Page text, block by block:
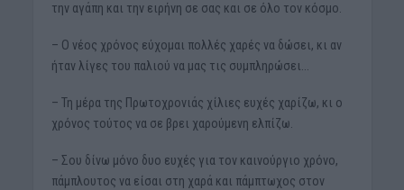
την αγάπη και την ειρήνη σε σας και σε όλο τον κόσμο.
– Ο νέος χρόνος εύχομαι πολλές χαρές να δώσει, κι αν
ήταν λίγες του παλιού να μας τις συμπληρώσει…
– Τη μέρα της Πρωτοχρονιάς χίλιες ευχές χαρίζω, κι ο
χρόνος τούτος να σε βρει χαρούμενη ελπίζω.
– Σου δίνω μόνο δυο ευχές για τον καινούργιο χρόνο,
πάμπλουτος να είσαι στη χαρά και πάμπτωχος στον